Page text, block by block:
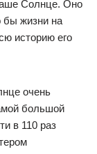
Солнце. Оно
бы жизни на
историю его
очень
большой
в 110 раз